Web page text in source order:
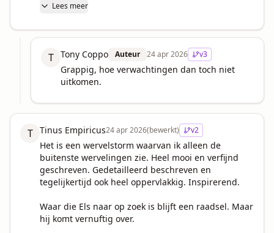
Lees meer
T Tony Coppo Auteur 24 apr 2026 v3
Grappig, hoe verwachtingen dan toch niet
uitkomen.
T Tinus Empiricus24 apr 2026(bewerkt) v2
Het is een wervelstorm waarvan ik alleen de
buitenste wervelingen zie. Heel mooi en verfijnd
geschreven. Gedetailleerd beschreven en
tegelijkertijd ook heel oppervlakkig. Inspirerend.
Waar die Els naar op zoek is blijft een raadsel. Maar
hij komt vernuftig over.